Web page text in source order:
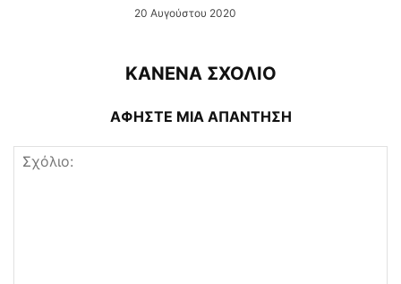
20 Αυγούστου 2020
ΚΑΝΕΝΑ ΣΧΟΛΙΟ
ΑΦΗΣΤΕ ΜΙΑ ΑΠΑΝΤΗΣΗ